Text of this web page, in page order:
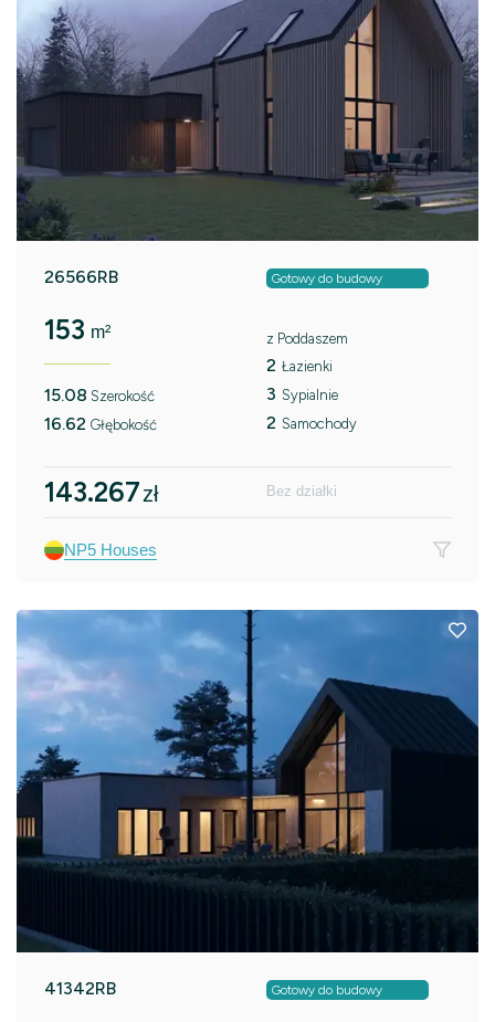
26566RB Gotowy do budowy
153 m²
15.08 Szerokość
16.62 Głębokość
z Poddaszem
2 Łazienki
3 Sypialnie
2 Samochody
143.267zł Bez działki
NP5 Houses
41342RB Gotowy do budowy